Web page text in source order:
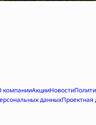
компанииАкцииНовости
данных